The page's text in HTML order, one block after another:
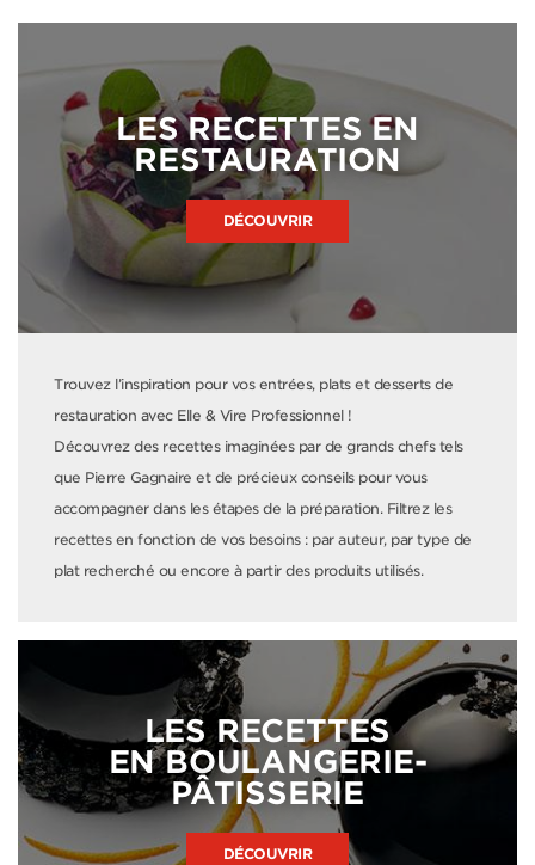
LES RECETTES EN
RESTAURATION
DÉCOUVRIR
Trouvez l’inspiration pour vos entrées, plats et desserts de
restauration avec Elle & Vire Professionnel !
Découvrez des recettes imaginées par de grands chefs tels
que Pierre Gagnaire et de précieux conseils pour vous
accompagner dans les étapes de la préparation. Filtrez les
recettes en fonction de vos besoins : par auteur, par type de
plat recherché ou encore à partir des produits utilisés.
LES RECETTES
EN BOULANGERIE-
PÂTISSERIE
DÉCOUVRIR